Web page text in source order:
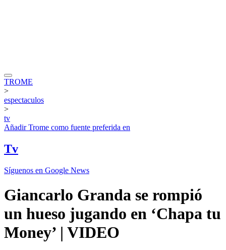
TROME
>
espectaculos
>
tv
AñadirTrome como fuente preferida en
Tv
Síguenos en Google News
Giancarlo Granda se rompió
un hueso jugando en ‘Chapa tu
Money’ | VIDEO